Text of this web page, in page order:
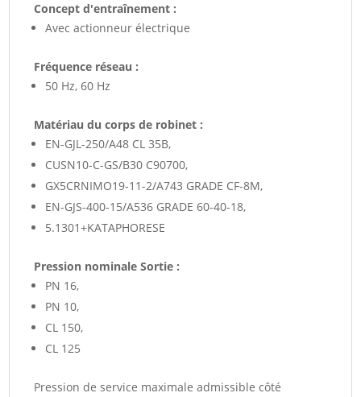
Concept d'entraînement :
Avec actionneur électrique
Fréquence réseau :
50 Hz, 60 Hz
Matériau du corps de robinet :
EN-GJL-250/A48 CL 35B,
CUSN10-C-GS/B30 C90700,
GX5CRNIMO19-11-2/A743 GRADE CF-8M,
EN-GJS-400-15/A536 GRADE 60-40-18,
5.1301+KATAPHORESE
Pression nominale Sortie :
PN 16,
PN 10,
CL 150,
CL 125
Pression de service maximale admissible côté